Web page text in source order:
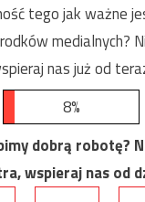
tego jak ważne
medialnych?
nas już od
8%
dobrą robotę?
wspieraj nas od